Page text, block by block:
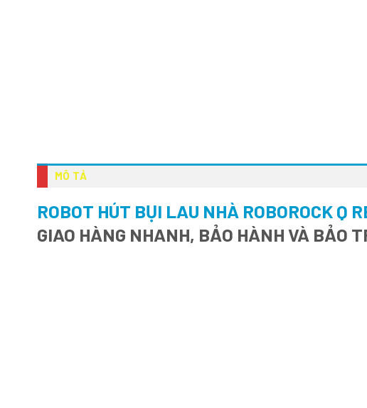
MÔ TẢ
ROBOT HÚT BỤI LAU NHÀ ROBOROCK Q
GIAO HÀNG NHANH, BẢO HÀNH VÀ BẢO